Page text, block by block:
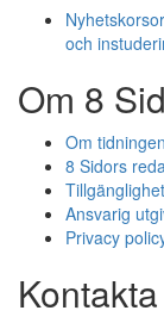
och
Om 8
Om
8 Sidors
Ansvarig
Privacy